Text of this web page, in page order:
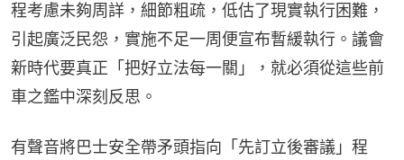
程考慮未夠周詳，細節粗疏，低估了現實執行困難，
引起廣泛民怨，實施不足一周便宣布暫緩執行。議會
新時代要真正「把好立法每一關」，就必須從這些前
車之鑑中深刻反思。
有聲音將巴士安全帶矛頭指向「先訂立後審議」程